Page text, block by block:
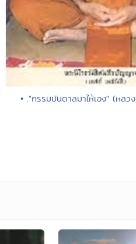
• ."กรรมบันดาลมาให้เอง" (หลว